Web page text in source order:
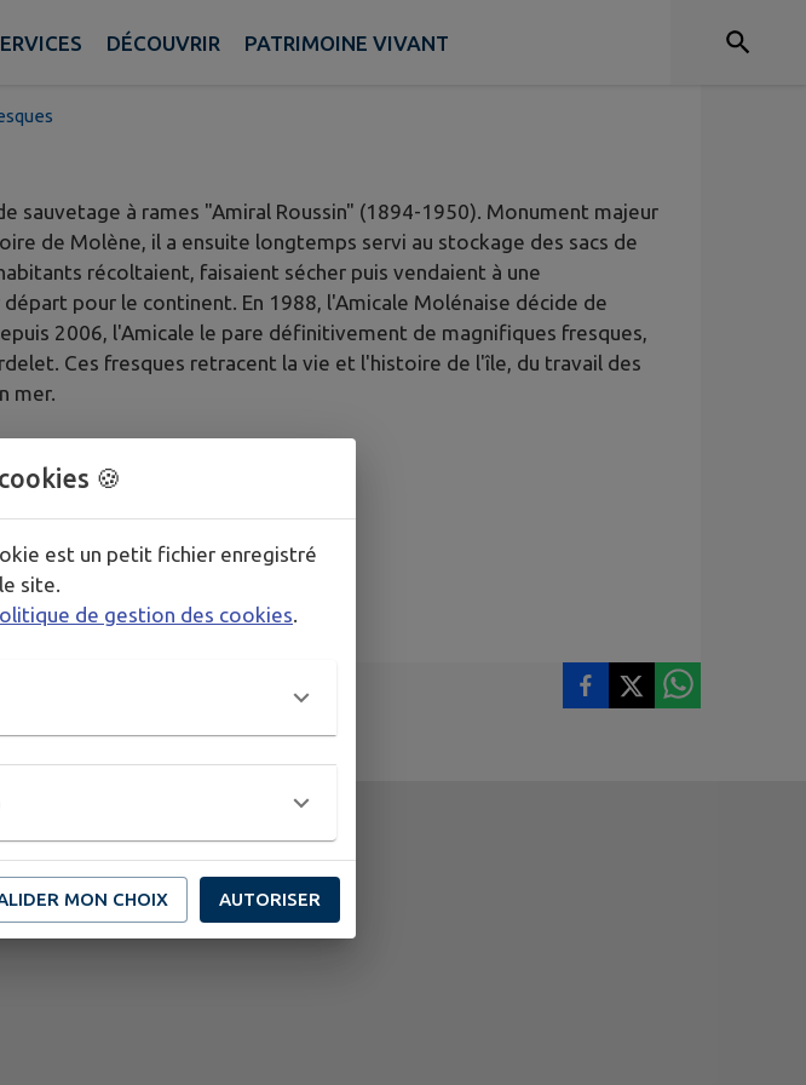
DÉCOUVRIR PATRIMOINE VIVANT
de sauvetage à rames "Amiral Roussin" (1894-1950). Monument majeur
de Molène, il a ensuite longtemps servi au stockage des sacs de
récoltaient, faisaient sécher puis vendaient à une
pour le continent. En 1988, l'Amicale Molénaise décide de
2006, l'Amicale le pare définitivement de magnifiques fresques,
Ces fresques retracent la vie et l'histoire de l'île, du travail des
mer.
🍪
est un petit fichier enregistré
site.
de gestion des cookies.
MON CHOIX AUTORISER